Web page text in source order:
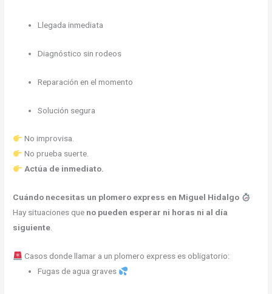
Llegada inmediata
Diagnóstico sin rodeos
Reparación en el momento
Solución segura
No improvisa.
No prueba suerte.
Actúa de inmediato.
Cuándo necesitas un plomero express en Miguel Hidalgo
Hay situaciones que no pueden esperar ni horas ni al día
siguiente.
Casos donde llamar a un plomero express es obligatorio:
Fugas de agua graves